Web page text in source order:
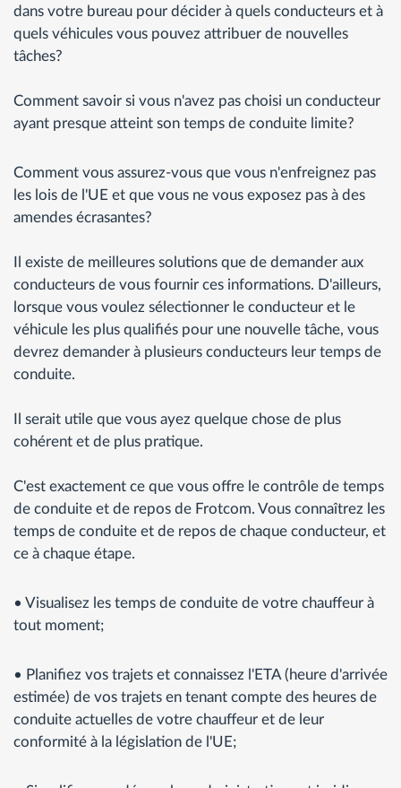
dans votre bureau pour décider à quels conducteurs et à
quels véhicules vous pouvez attribuer de nouvelles
tâches?
Comment savoir si vous n'avez pas choisi un conducteur
ayant presque atteint son temps de conduite limite?
Comment vous assurez-vous que vous n'enfreignez pas
les lois de l'UE et que vous ne vous exposez pas à des
amendes écrasantes?
Il existe de meilleures solutions que de demander aux
conducteurs de vous fournir ces informations. D'ailleurs,
lorsque vous voulez sélectionner le conducteur et le
véhicule les plus qualifiés pour une nouvelle tâche, vous
devrez demander à plusieurs conducteurs leur temps de
conduite.
Il serait utile que vous ayez quelque chose de plus
cohérent et de plus pratique.
C'est exactement ce que vous offre le contrôle de temps
de conduite et de repos de Frotcom. Vous connaîtrez les
temps de conduite et de repos de chaque conducteur, et
ce à chaque étape.
• Visualisez les temps de conduite de votre chauffeur à
tout moment;
• Planifiez vos trajets et connaissez l'ETA (heure d'arrivée
estimée) de vos trajets en tenant compte des heures de
conduite actuelles de votre chauffeur et de leur
conformité à la législation de l'UE;